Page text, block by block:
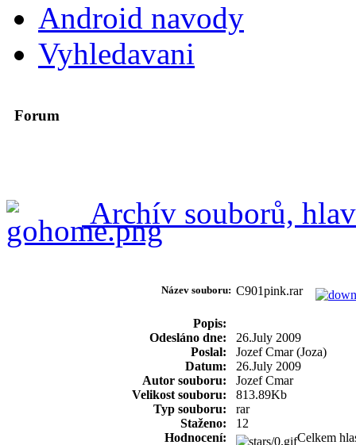
Android navody
Vyhledavani
Forum
Archív souborů,
Název souboru: C901pink.rar
Popis:
Odesláno dne:
26.July 2009
Poslal:
Jozef Cmar (Joza)
Datum:
26.July 2009
Autor souboru:
Jozef Cmar
Velikost souboru:
813.89Kb
Typ souboru:
rar
Staženo:
12
Hodnocení:
Celkem